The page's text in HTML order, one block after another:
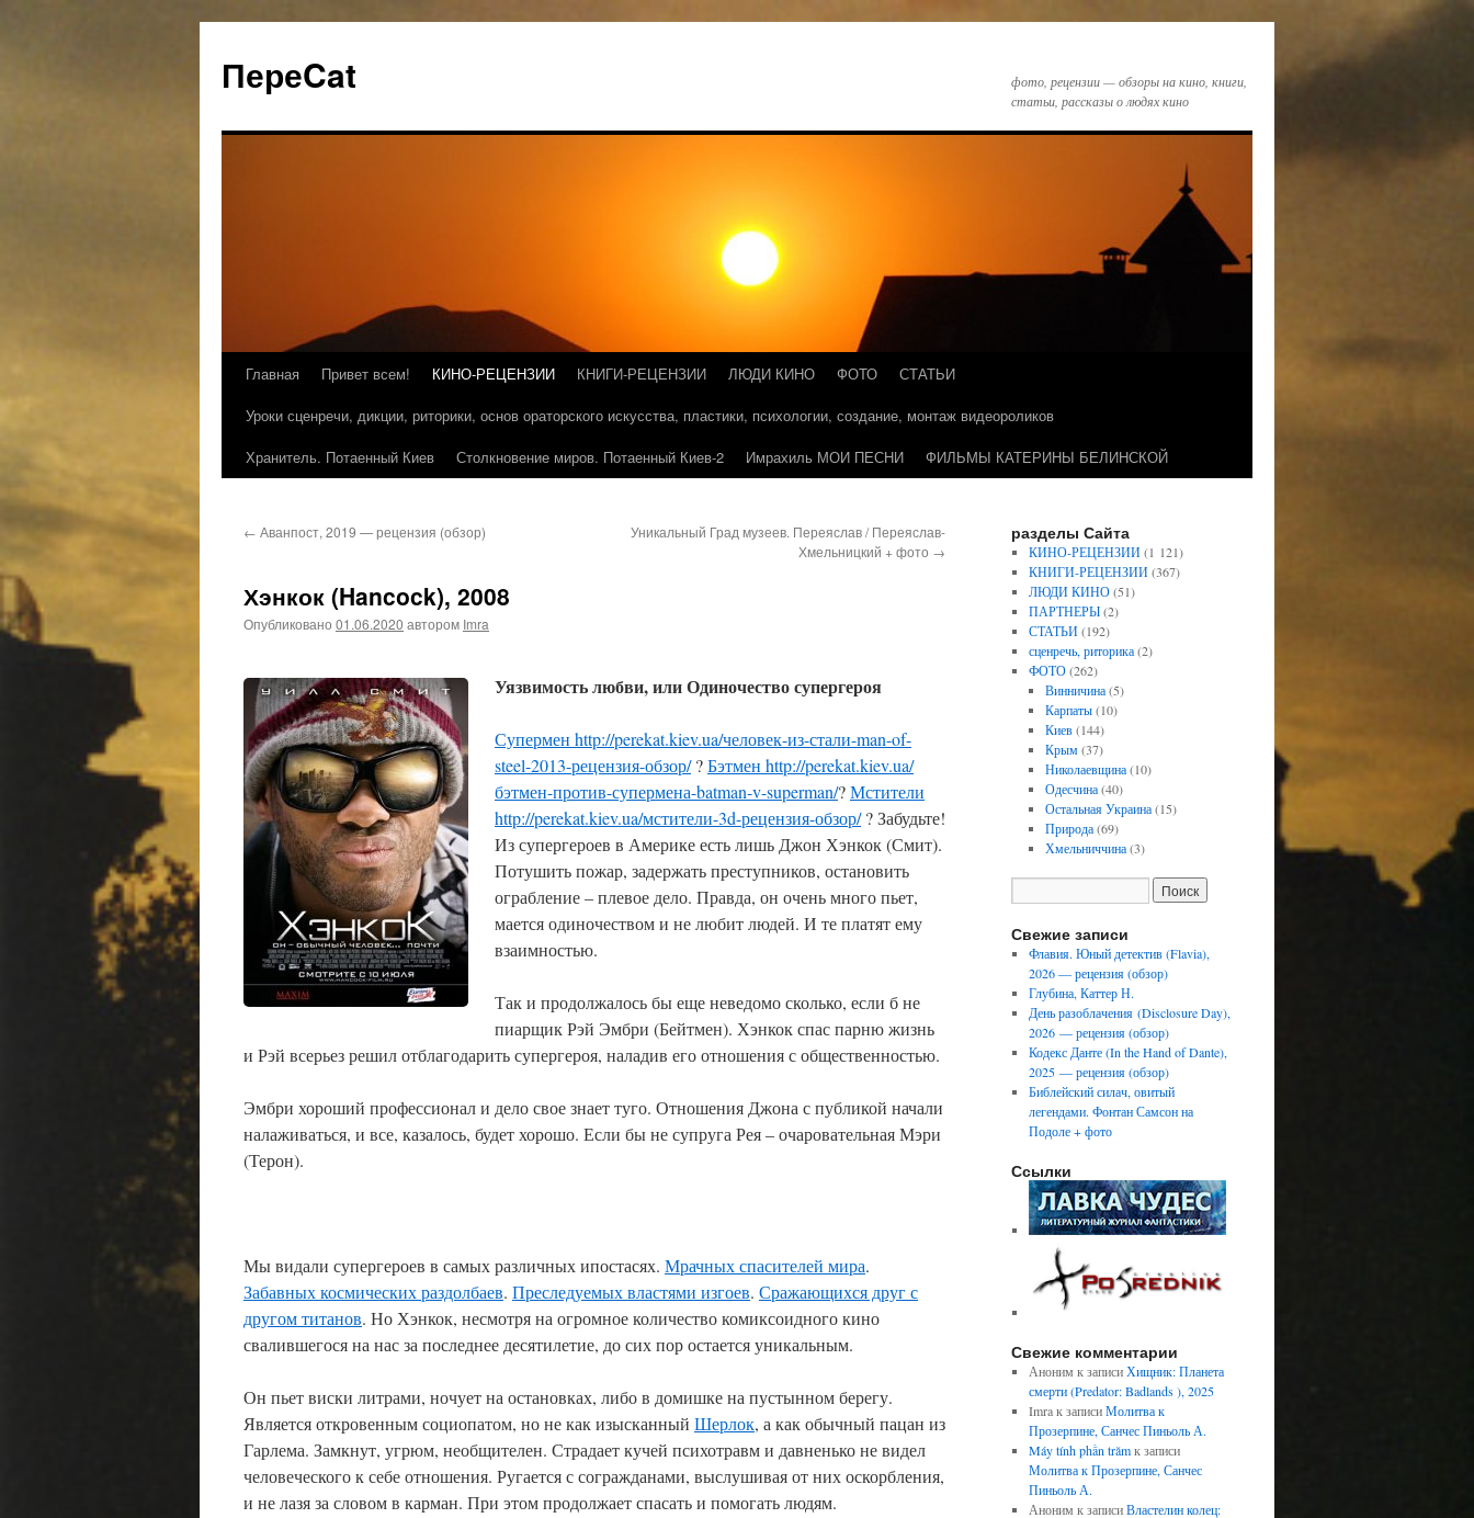
ПереCat
фото, рецензии — обзоры на кино, книги,
статьи, рассказы о людях кино
Главная Привет всем! КИНО-РЕЦЕНЗИИ КНИГИ-РЕЦЕНЗИИ ЛЮДИ КИНО ФОТО
СТАТЬИ
Уроки сценречи, дикции, риторики, основ ораторского искусства, пластики, психологии, создание, монтаж видеороликов
Хранитель. Потаенный Киев
Столкновение миров. Потаенный Киев-2 Имрахиль МОИ ПЕСНИ ФИЛЬМЫ КАТЕРИНЫ БЕЛИНСКОЙ
← Аванпост, 2019 — рецензия (обзор)
Уникальный Град музеев. Переяслав / Переяслав-
Хмельницкий + фото →
Хэнкок (Hancock), 2008
Опубликовано 01.06.2020 автором Imra
Уязвимость любви, или Одиночество супергероя
Супермен http://perekat.kiev.ua/человек-из-стали-man-of-
steel-2013-рецензия-обзор/?Бэтмен http://perekat.kiev.ua/
бэтмен-против-супермена-batman-v-superman/?Мстители
http://perekat.kiev.ua/мстители-3d-рецензия-обзор/? Забудьте!
Из супергероев в Америке есть лишь Джон Хэнкок (Смит).
Потушить пожар, задержать преступников, остановить
ограбление – плевое дело. Правда, он очень много пьет,
мается одиночеством и не любит людей. И те платят ему
взаимностью.
Так и продолжалось бы еще неведомо сколько, если б не
пиарщик Рэй Эмбри (Бейтмен). Хэнкок спас парню жизнь
и Рэй всерьез решил отблагодарить супергероя, наладив его отношения с общественностью.
Эмбри хороший профессионал и дело свое знает туго. Отношения Джона с публикой начали
налаживаться, и все, казалось, будет хорошо. Если бы не супруга Рея – очаровательная Мэри
(Терон).
Мы видали супергероев в самых различных ипостасях. Мрачных спасителей мира.
Забавных космических раздолбаев. Преследуемых властями изгоев. Сражающихся друг с
другом титанов. Но Хэнкок, несмотря на огромное количество комиксоидного кино
свалившегося на нас за последнее десятилетие, до сих пор остается уникальным.
Он пьет виски литрами, ночует на остановках, либо в домишке на пустынном берегу.
Является откровенным социопатом, но не как изысканный Шерлок, а как обычный пацан из
Гарлема. Замкнут, угрюм, необщителен. Страдает кучей психотравм и давненько не видел
человеческого к себе отношения. Ругается с согражданами, выслушивая от них оскорбления,
и не лазя за словом в карман. При этом продолжает спасать и помогать людям.
разделы Сайта
КИНО-РЕЦЕНЗИИ(1 121)
КНИГИ-РЕЦЕНЗИИ(367)
ЛЮДИ КИНО(51)
ПАРТНЕРЫ(2)
СТАТЬИ(192)
сценречь, риторика(2)
ФОТО(262)
Винничина(5)
Карпаты(10)
Киев(144)
Крым(37)
Николаевщина(10)
Одесчина(40)
Остальная Украина(15)
Природа(69)
Хмельниччина(3)
Свежие записи
Флавия. Юный детектив (Flavia),
2026 — рецензия (обзор)
Глубина, Каттер Н.
День разоблачения (Disclosure Day),
2026 — рецензия (обзор)
Кодекс Данте (In the Hand of Dante),
2025 — рецензия (обзор)
Библейский силач, овитый
легендами. Фонтан Самсон на
Подоле + фото
Ссылки
Свежие комментарии
Аноним к записиХищник: Планета
смерти (Predator: Badlands ), 2025
Imraк записиМолитва к
Прозерпине, Санчес Пиньоль А.
Máy tính phần trămк записи
Молитва к Прозерпине, Санчес
Пиньоль А.
Аноним к записиВластелин колец: